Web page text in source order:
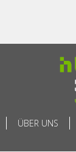
ÜBER UNS